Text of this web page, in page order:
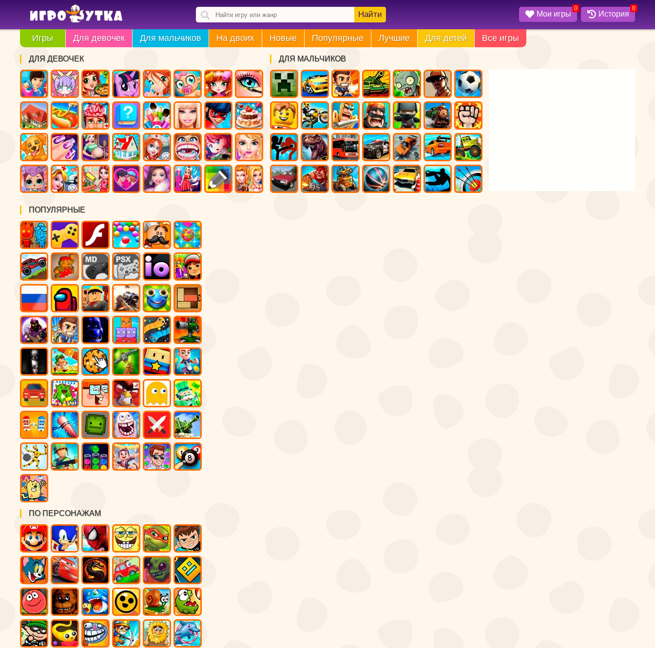
Найти Мои игры
0
История
0
Игры Для девочек Для мальчиков На двоих Новые Популярные Лучшие Для детей Все игры
ДЛЯ МАЛЬЧИКОВ
ДЛЯ ДЕВОЧЕК
ПОПУЛЯРНЫЕ
ПО ПЕРСОНАЖАМ